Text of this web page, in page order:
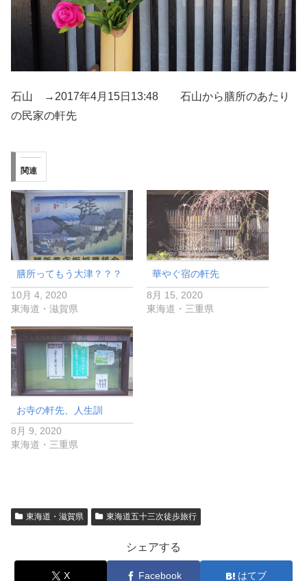
石山 →2017年4月15日13:48 石山から膳所のあたり
の民家の軒先
関連
膳所ってもう大津？？？
10月 4, 2020
東海道・滋賀県
華やぐ宿の軒先
8月 15, 2020
東海道・三重県
お寺の軒先、人生訓
8月 9, 2020
東海道・三重県
東海道・滋賀県 東海道五十三次徒歩旅行
シェアする
X Facebook はてブ